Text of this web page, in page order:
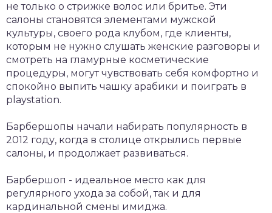
не только о стрижке волос или бритье. Эти
салоны становятся элементами мужской
культуры, своего рода клубом, где клиенты,
которым не нужно слушать женские разговоры и
смотреть на гламурные косметические
процедуры, могут чувствовать себя комфортно и
спокойно выпить чашку арабики и поиграть в
playstation.
Барбершопы начали набирать популярность в
2012 году, когда в столице открылись первые
салоны, и продолжает развиваться.
Барбершоп - идеальное место как для
регулярного ухода за собой, так и для
кардинальной смены имиджа.